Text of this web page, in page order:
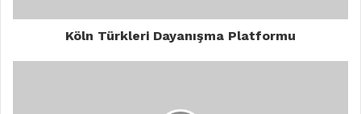
Köln Türkleri Dayanışma Platformu